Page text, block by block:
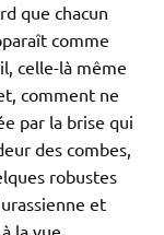
que chacun
comme
celle-là même
comment ne
par la brise qui
des combes,
robustes
et